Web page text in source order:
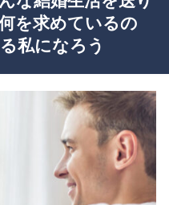
を求めているの
私になろう